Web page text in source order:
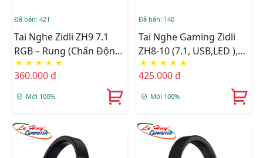
Đã bán: 421
Tai Nghe Zidli ZH9 7.1
RGB – Rung (Chấn Động
)★ ★ ★ ★ ★
360.000 đ
Mới 100%
Đã bán: 140
Tai Nghe Gaming Zidli
ZH8-10 (7.1, USB,lED ),
Mic Ngắn, Grey
★ ★ ★ ★ ★
425.000 đ
Mới 100%